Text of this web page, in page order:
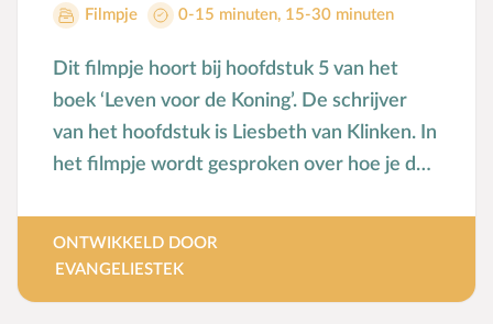
Filmpje 0-15 minuten, 15-30 minuten
Dit filmpje hoort bij hoofdstuk 5 van het
boek ‘Leven voor de Koning’. De schrijver
van het hoofdstuk is Liesbeth van Klinken. In
het filmpje wordt gesproken over hoe je de
ONTWIKKELD DOOR
EVANGELIESTEK